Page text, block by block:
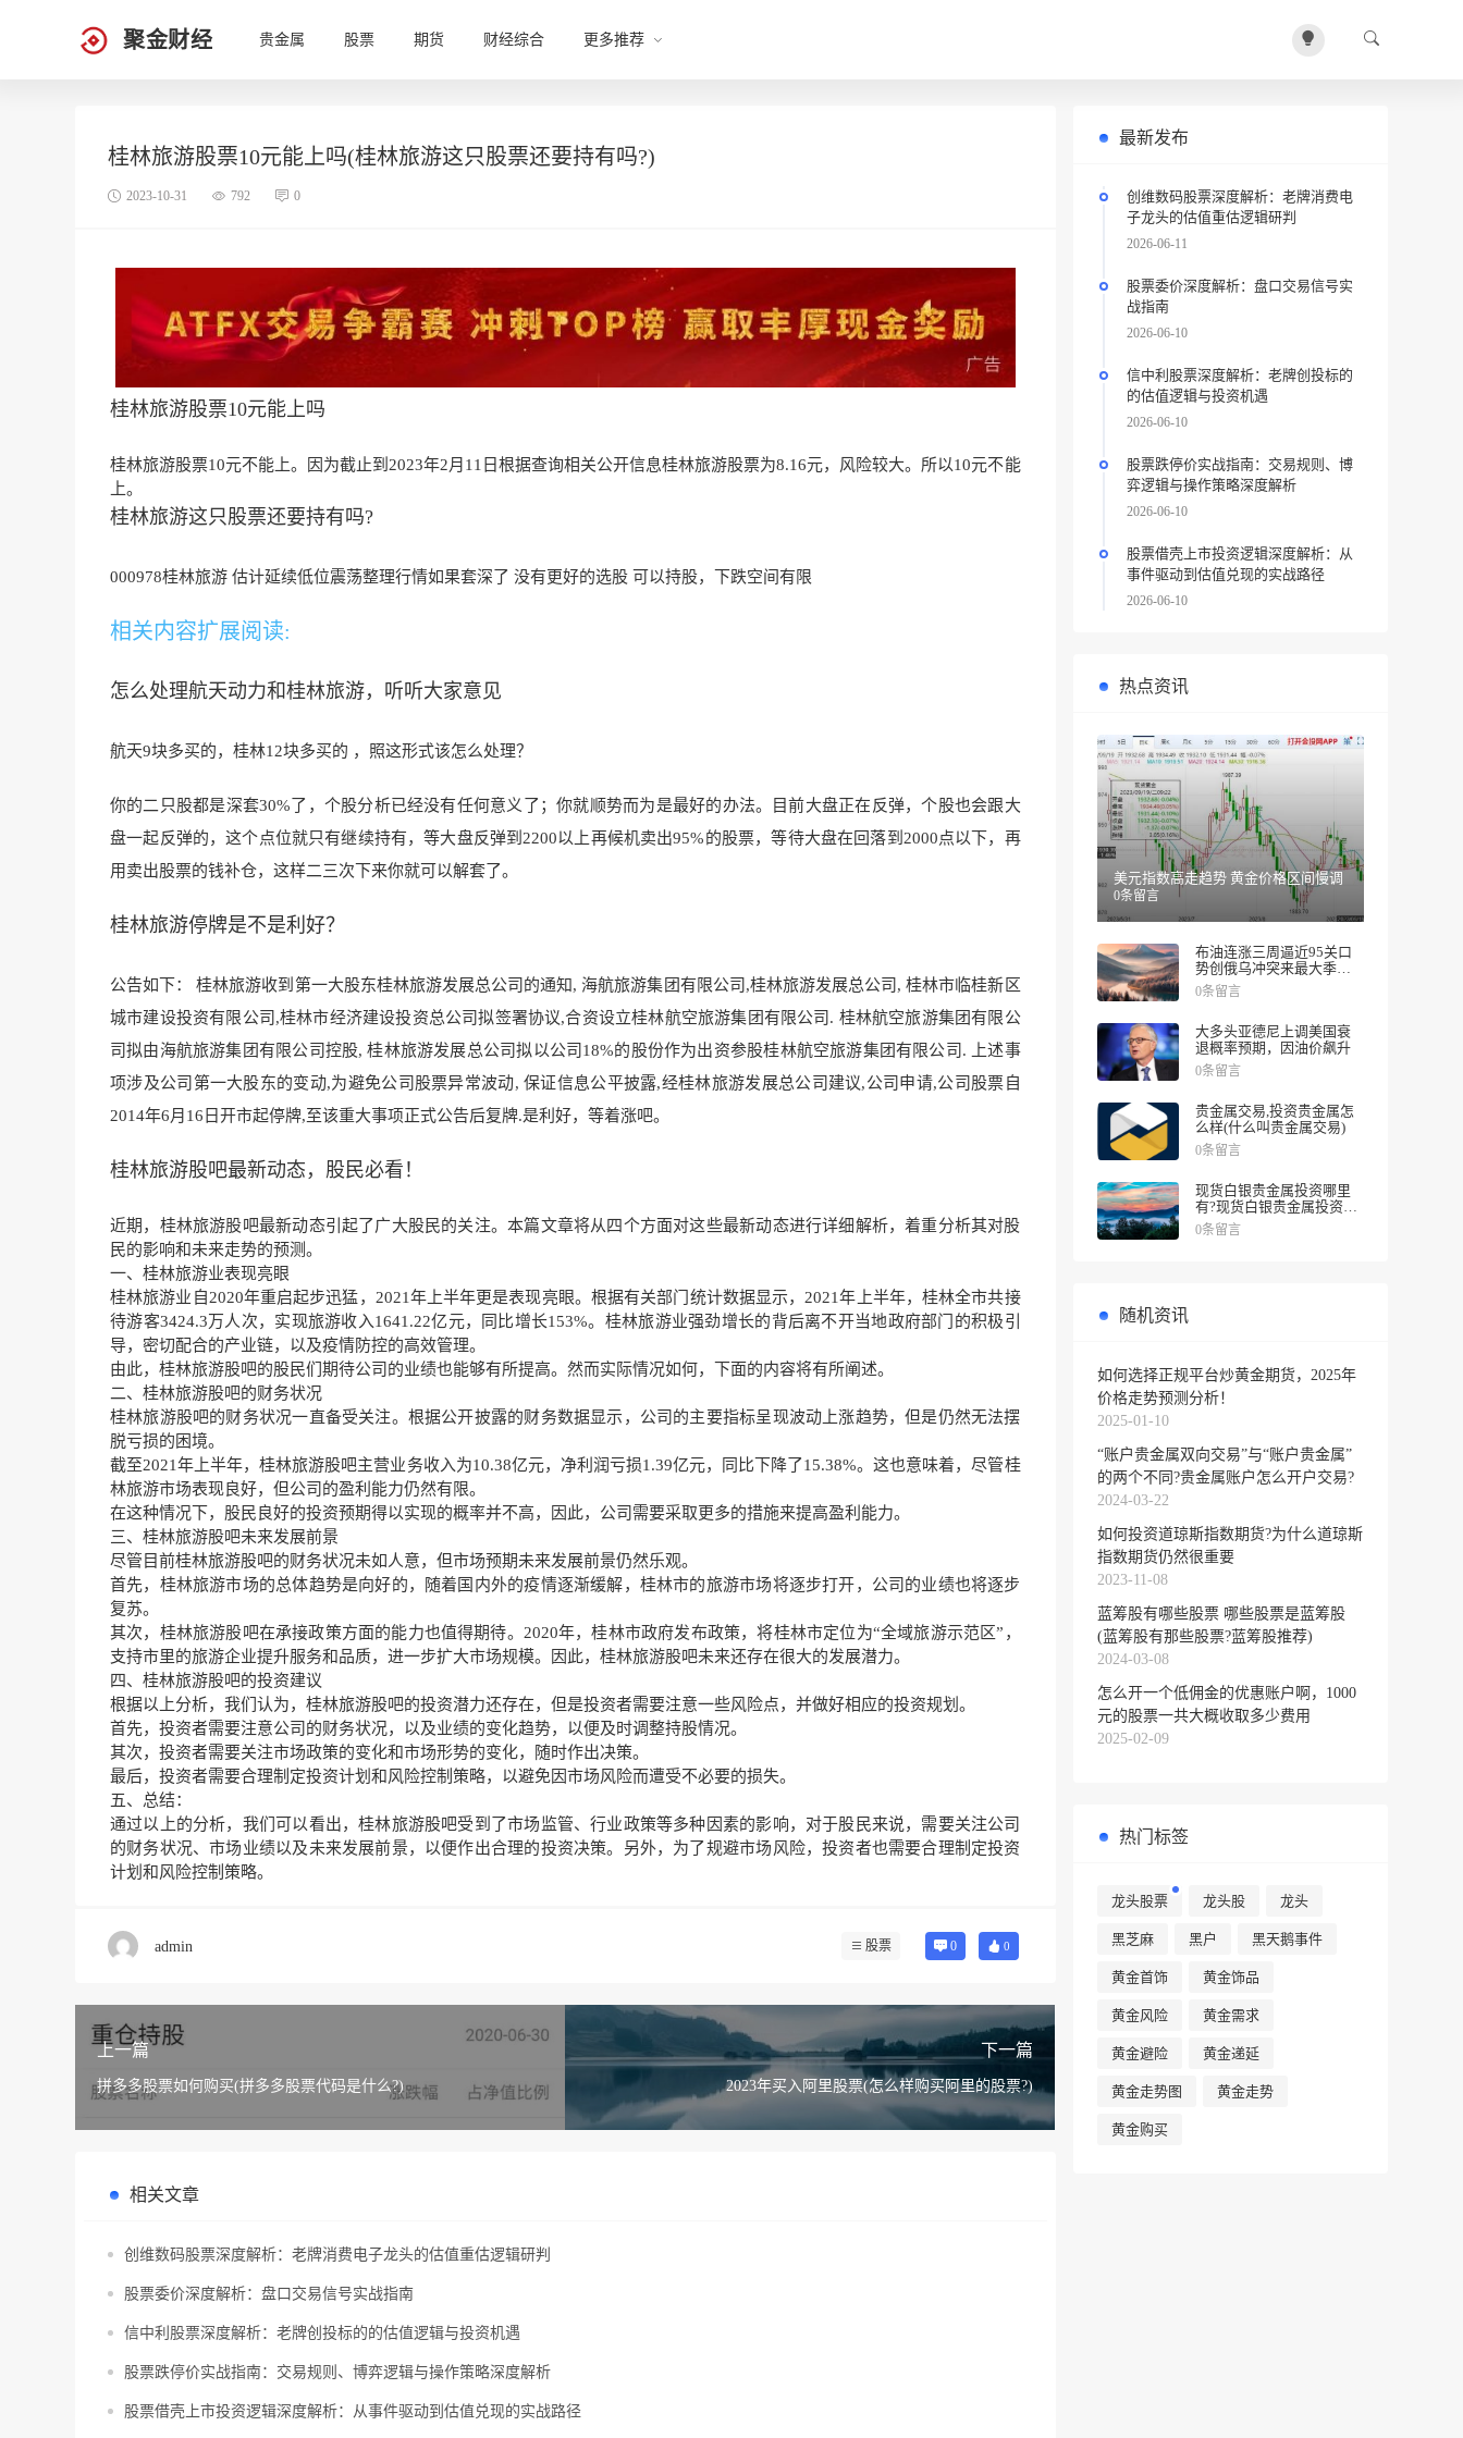
聚金财经 贵金属 股票 期货 财经综合 更多推荐
桂林旅游股票10元能上吗(桂林旅游这只股票还要持有吗?)
2023-10-31 792 0
桂林旅游股票10元能上吗
桂林旅游股票10元不能上。因为截止到2023年2月11日根据查询相关公开信息桂林旅游股票为8.16元，风险较大。所以10元不能
上。
桂林旅游这只股票还要持有吗?
000978桂林旅游 估计延续低位震荡整理行情如果套深了 没有更好的选股 可以持股，下跌空间有限
相关内容扩展阅读:
怎么处理航天动力和桂林旅游，听听大家意见
航天9块多买的，桂林12块多买的 ，照这形式该怎么处理？
你的二只股都是深套30%了，个股分析已经没有任何意义了；你就顺势而为是最好的办法。目前大盘正在反弹，个股也会跟大
盘一起反弹的，这个点位就只有继续持有，等大盘反弹到2200以上再候机卖出95%的股票，等待大盘在回落到2000点以下，再
用卖出股票的钱补仓，这样二三次下来你就可以解套了。
桂林旅游停牌是不是利好？
公告如下： 桂林旅游收到第一大股东桂林旅游发展总公司的通知, 海航旅游集团有限公司,桂林旅游发展总公司, 桂林市临桂新区
城市建设投资有限公司,桂林市经济建设投资总公司拟签署协议,合资设立桂林航空旅游集团有限公司. 桂林航空旅游集团有限公
司拟由海航旅游集团有限公司控股, 桂林旅游发展总公司拟以公司18%的股份作为出资参股桂林航空旅游集团有限公司. 上述事
项涉及公司第一大股东的变动,为避免公司股票异常波动, 保证信息公平披露,经桂林旅游发展总公司建议,公司申请,公司股票自
2014年6月16日开市起停牌,至该重大事项正式公告后复牌.是利好，等着涨吧。
桂林旅游股吧最新动态，股民必看！
近期，桂林旅游股吧最新动态引起了广大股民的关注。本篇文章将从四个方面对这些最新动态进行详细解析，着重分析其对股
民的影响和未来走势的预测。
一、桂林旅游业表现亮眼
桂林旅游业自2020年重启起步迅猛，2021年上半年更是表现亮眼。根据有关部门统计数据显示，2021年上半年，桂林全市共接
待游客3424.3万人次，实现旅游收入1641.22亿元，同比增长153%。桂林旅游业强劲增长的背后离不开当地政府部门的积极引
导，密切配合的产业链，以及疫情防控的高效管理。
由此，桂林旅游股吧的股民们期待公司的业绩也能够有所提高。然而实际情况如何，下面的内容将有所阐述。
二、桂林旅游股吧的财务状况
桂林旅游股吧的财务状况一直备受关注。根据公开披露的财务数据显示，公司的主要指标呈现波动上涨趋势，但是仍然无法摆
脱亏损的困境。
截至2021年上半年，桂林旅游股吧主营业务收入为10.38亿元，净利润亏损1.39亿元，同比下降了15.38%。这也意味着，尽管桂
林旅游市场表现良好，但公司的盈利能力仍然有限。
在这种情况下，股民良好的投资预期得以实现的概率并不高，因此，公司需要采取更多的措施来提高盈利能力。
三、桂林旅游股吧未来发展前景
尽管目前桂林旅游股吧的财务状况未如人意，但市场预期未来发展前景仍然乐观。
首先，桂林旅游市场的总体趋势是向好的，随着国内外的疫情逐渐缓解，桂林市的旅游市场将逐步打开，公司的业绩也将逐步
复苏。
其次，桂林旅游股吧在承接政策方面的能力也值得期待。2020年，桂林市政府发布政策，将桂林市定位为“全域旅游示范区”，
支持市里的旅游企业提升服务和品质，进一步扩大市场规模。因此，桂林旅游股吧未来还存在很大的发展潜力。
四、桂林旅游股吧的投资建议
根据以上分析，我们认为，桂林旅游股吧的投资潜力还存在，但是投资者需要注意一些风险点，并做好相应的投资规划。
首先，投资者需要注意公司的财务状况，以及业绩的变化趋势，以便及时调整持股情况。
其次，投资者需要关注市场政策的变化和市场形势的变化，随时作出决策。
最后，投资者需要合理制定投资计划和风险控制策略，以避免因市场风险而遭受不必要的损失。
五、总结：
通过以上的分析，我们可以看出，桂林旅游股吧受到了市场监管、行业政策等多种因素的影响，对于股民来说，需要关注公司
的财务状况、市场业绩以及未来发展前景，以便作出合理的投资决策。另外，为了规避市场风险，投资者也需要合理制定投资
计划和风险控制策略。
admin 股票 0 0
上一篇
拼多多股票如何购买(拼多多股票代码是什么?)
下一篇
2023年买入阿里股票(怎么样购买阿里的股票?)
相关文章
创维数码股票深度解析：老牌消费电子龙头的估值重估逻辑研判
股票委价深度解析：盘口交易信号实战指南
信中利股票深度解析：老牌创投标的的估值逻辑与投资机遇
股票跌停价实战指南：交易规则、博弈逻辑与操作策略深度解析
股票借壳上市投资逻辑深度解析：从事件驱动到估值兑现的实战路径
最新发布
创维数码股票深度解析：老牌消费电
子龙头的估值重估逻辑研判
2026-06-11
股票委价深度解析：盘口交易信号实
战指南
2026-06-10
信中利股票深度解析：老牌创投标的
的估值逻辑与投资机遇
2026-06-10
股票跌停价实战指南：交易规则、博
弈逻辑与操作策略深度解析
2026-06-10
股票借壳上市投资逻辑深度解析：从
事件驱动到估值兑现的实战路径
2026-06-10
热点资讯
美元指数高走趋势 黄金价格区间慢调
0条留言
布油连涨三周逼近95关口
势创俄乌冲突来最大季度
涨幅
0条留言
大多头亚德尼上调美国衰
退概率预期，因油价飙升
0条留言
贵金属交易,投资贵金属怎
么样(什么叫贵金属交易)
0条留言
现货白银贵金属投资哪里
有?现货白银贵金属投资被
诱导投资亏损
0条留言
随机资讯
如何选择正规平台炒黄金期货，2025年
价格走势预测分析！
2025-01-10
“账户贵金属双向交易”与“账户贵金属”
的两个不同?贵金属账户怎么开户交易?
2024-03-22
如何投资道琼斯指数期货?为什么道琼斯
指数期货仍然很重要
2023-11-08
蓝筹股有哪些股票 哪些股票是蓝筹股
(蓝筹股有那些股票?蓝筹股推荐)
2024-03-08
怎么开一个低佣金的优惠账户啊，1000
元的股票一共大概收取多少费用
2025-02-09
热门标签
龙头股票 龙头股 龙头
黑芝麻 黑户 黑天鹅事件
黄金首饰 黄金饰品
黄金风险 黄金需求
黄金避险 黄金递延
黄金走势图 黄金走势
黄金购买